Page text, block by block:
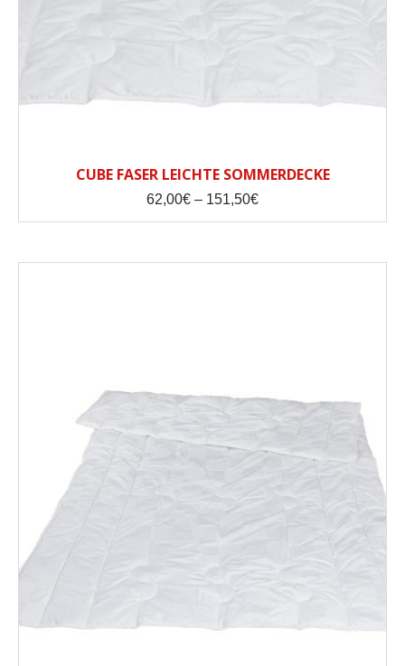
CUBE FASER LEICHTE SOMMERDECKE
62,00€ – 151,50€Price
151,50€